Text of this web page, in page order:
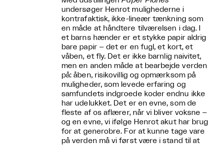
undersøger Henrot mulighederne i
kontrafaktisk, ikke-lineær tænkning som
en måde at håndtere tilværelsen i dag. I
et barns hænder er et stykke papir aldrig
bare papir – det er en fugl, et kort, et
våben, et fly. Det er ikke barnlig naivitet,
men en anden måde at bearbejde verden
på: åben, risikovillig og opmærksom på
muligheder, som levede erfaring og
samfundets indgroede koder endnu ikke
har udelukket. Det er en evne, som de
fleste af os aflærer, når vi bliver voksne –
og en evne, vi ifølge Henrot akut har brug
for at generobre. For at kunne tage vare
på verden må vi først være i stand til at